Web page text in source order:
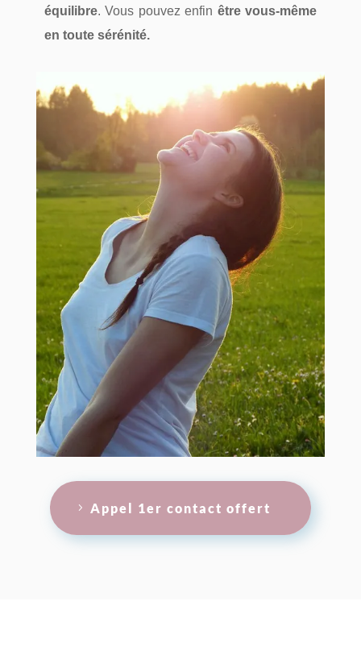
équilibre. Vous pouvez enfin être vous-même
en toute sérénité.
Appel 1er contact offert